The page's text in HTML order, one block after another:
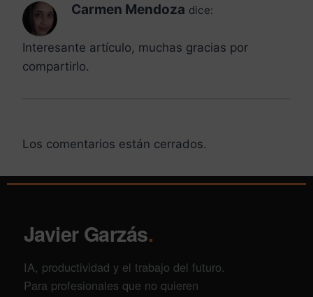
Carmen Mendoza dice:
Interesante artículo, muchas gracias por
compartirlo.
Los comentarios están cerrados.
Javier Garzás.
IA, productividad y el trabajo del futuro.
Para profesionales que no quieren